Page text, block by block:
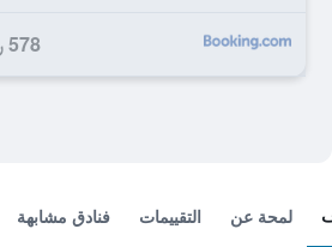
578 ﷼
لمحة عن التقييمات فنادق مشابهة